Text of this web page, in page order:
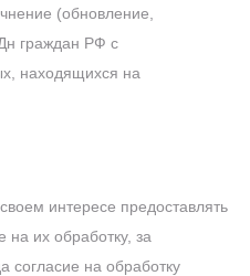
(обновление,
граждан РФ с
находящихся на
интересе предоставлять
на их обработку, за
согласие на обработку